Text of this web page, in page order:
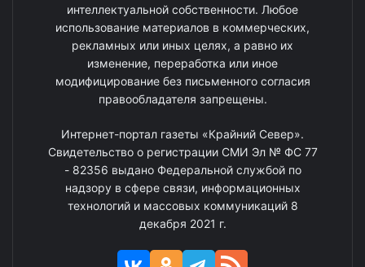
интеллектуальной собственности. Любое
использование материалов в коммерческих,
рекламных или иных целях, а равно их
изменение, переработка или иное
модифицирование без письменного согласия
правообладателя запрещены.
Интернет-портал газеты «Крайний Север».
Свидетельство о регистрации СМИ Эл № ФС 77
- 82356 выдано Федеральной службой по
надзору в сфере связи, информационных
технологий и массовых коммуникаций 8
декабря 2021 г.